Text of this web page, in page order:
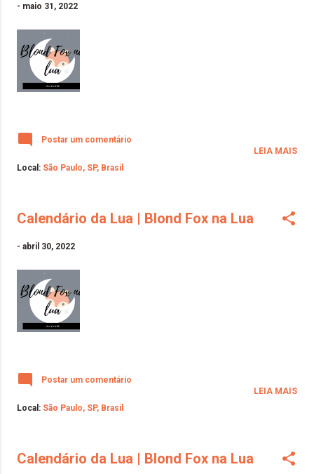
- maio 31, 2022
Postar um comentário
Local: São Paulo, SP, Brasil
LEIA MAIS
Calendário da Lua | Blond Fox na Lua
- abril 30, 2022
Postar um comentário
Local: São Paulo, SP, Brasil
LEIA MAIS
Calendário da Lua | Blond Fox na Lua